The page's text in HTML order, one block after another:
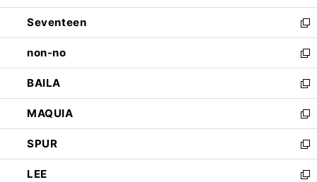
開
く
ウ
で
開
く
ン
ド
ウ
で
開
く
Seventeen
新
し
い
ウ
ィ
ン
ド
ウ
で
開
く
non-no
新
し
い
ウ
ィ
ン
ド
ウ
で
BAILA
新
し
い
ウ
ィ
ン
ド
MAQUIA
新
し
い
ウ
ィ
SPUR
新
し
い
LEE
新